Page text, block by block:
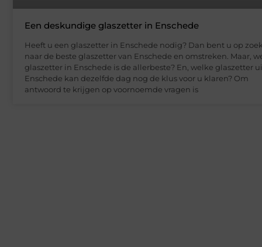
Een deskundige glaszetter in Enschede
Heeft u een glaszetter in Enschede nodig? Dan bent u op zoek
naar de beste glaszetter van Enschede en omstreken. Maar,
glaszetter in Enschede is de allerbeste? En, welke glaszetter
Enschede kan dezelfde dag nog de klus voor u klaren? Om
antwoord te krijgen op voornoemde vragen is